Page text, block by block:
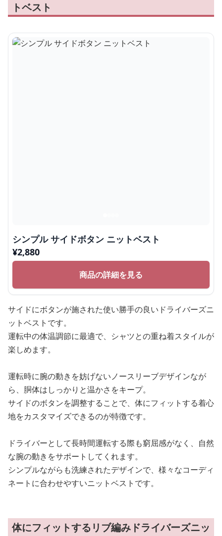
トベスト
シンプル サイドボタン ニットベスト
¥2,880
商品の詳細を見る
サイドにボタンが施された使い勝手の良いドライバーズニ
ットベストです。
運転中の体温調節に最適で、シャツとの重ね着スタイルが
楽しめます。
運転時に腕の動きを妨げないノースリーブデザインなが
ら、胴体はしっかりと温かさをキープ。
サイドのボタンを調整することで、体にフィットする着心
地をカスタマイズできるのが特徴です。
ドライバーとして長時間運転する際も窮屈感がなく、自然
な腕の動きをサポートしてくれます。
シンプルながらも洗練されたデザインで、様々なコーディ
ネートに合わせやすいニットベストです。
体にフィットするリブ編みドライバーズニッ